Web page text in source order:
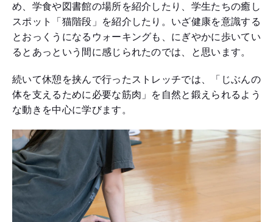
め、学食や図書館の場所を紹介したり、学生たちの癒し
スポット「猫階段」を紹介したり。いざ健康を意識する
とおっくうになるウォーキングも、にぎやかに歩いてい
るとあっという間に感じられたのでは、と思います。
続いて休憩を挟んで行ったストレッチでは、「じぶんの
体を支えるために必要な筋肉」を自然と鍛えられるよう
な動きを中心に学びます。